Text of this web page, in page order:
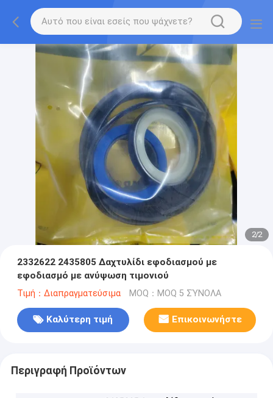
2/2
2332622 2435805 Δαχτυλίδι εφοδιασμού με
εφοδιασμό με ανύψωση τιμονιού
Τιμή：Διαπραγματεύσιμα MOQ：MOQ 5 ΣΎΝΟΛΑ
Καλύτερη τιμή Επικοινωνήστε
Περιγραφή Προϊόντων